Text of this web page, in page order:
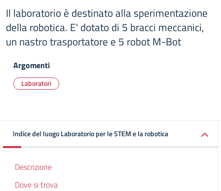
Il laboratorio è destinato alla sperimentazione
della robotica. E' dotato di 5 bracci meccanici,
un nastro trasportatore e 5 robot M-Bot
Argomenti
Laboratori
Indice del luogo Laboratorio per le STEM e la robotica
Descrizione
Dove si trova